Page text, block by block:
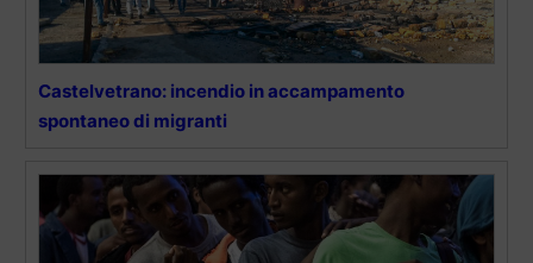
Castelvetrano: incendio in accampamento
spontaneo di migranti